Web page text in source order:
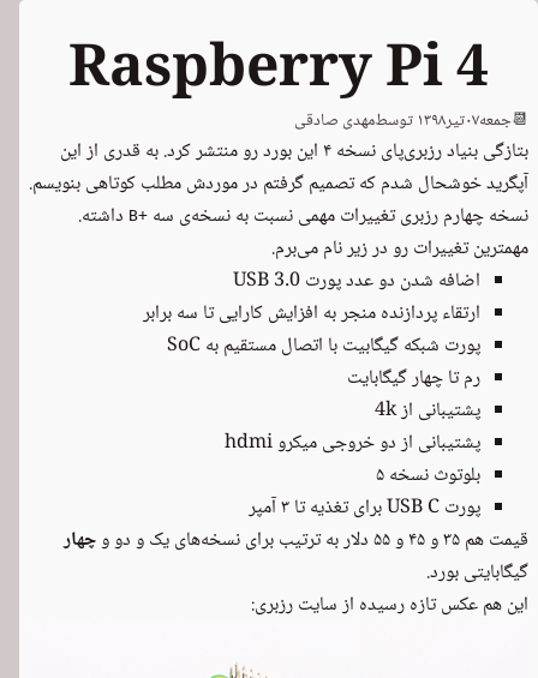
Raspberry Pi 4 📆جمعه۰۷تیر۱۳۹۸ توسطمهدی صادقی
بتازگی بنیاد رزبری‌پای نسخه ۴ این بورد رو منتشرکرد. به قدری از این
آپگرید خوشحال شدم که تصمیم گرفتم در موردش مطلب کوتاهی بنویسم.
نسخه چهارمرزبری تغییرات مهمی نسبت بهنسخه‌ی سه B+ داشته.
مهمترین تغییرات رو در زیر نام می‌برم.
اضافه شدن دو عدد پورت USB 3.0
ارتقاء پردازنده منجر به افزایش کارایی تا سه برابر
پورت شبکه گیگابیت با اتصال مستقیم به SoC
رم تا چهار گیگابایت
پشتیبانی از 4k
پشتیبانی از دو خروجی میکرو hdmi
بلوتوث نسخه ۵
پورت USB C برای تغذیه تا ۳ آمپر
قیمت هم ۳۵ و ۴۵ و ۵۵ دلار به ترتیب برای نسخه‌های یک و دو و
چهار
گیگابایتی بورد.
این هم عکس تازه رسیده از سایت رزبری: